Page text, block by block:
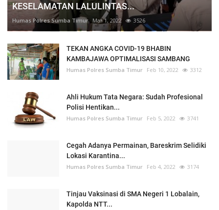
KESELAMATAN LALULINTAS...
Humas Polres Sumba Timur Mar 1, 2022 3526
TEKAN ANGKA COVID-19 BHABIN
KAMBAJAWA OPTIMALISASI SAMBANG
Humas Polres Sumba Timur Feb 10, 2022 3312
Ahli Hukum Tata Negara: Sudah Profesional
Polisi Hentikan...
Humas Polres Sumba Timur Feb 5, 2022 3741
Cegah Adanya Permainan, Bareskrim Selidiki
Lokasi Karantina...
Humas Polres Sumba Timur Feb 4, 2022 3174
Tinjau Vaksinasi di SMA Negeri 1 Lobalain,
Kapolda NTT...